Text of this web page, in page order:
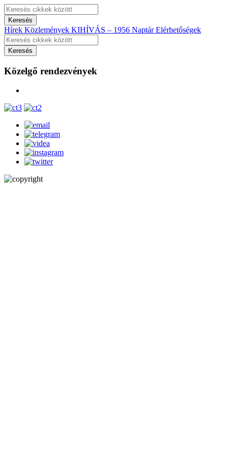
Hírek Közlemények KIHÍVÁS – 1956 NaptárElérhetőségek
Közelgő rendezvények